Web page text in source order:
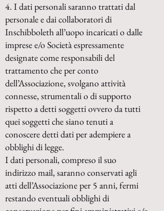
4. I dati personali saranno trattati dal
personale e dai collaboratori di
Inschibboleth all’uopo incaricati o dalle
imprese e/o Società espressamente
designate come responsabili del
trattamento che per conto
dell’Associazione, svolgano attività
connesse, strumentali o di supporto
rispetto a detti soggetti ovvero da tutti
quei soggetti che siano tenuti a
conoscere detti dati per adempiere a
obblighi di legge.
I dati personali, compreso il suo
indirizzo mail, saranno conservati agli
atti dell’Associazione per 5 anni, fermi
restando eventuali obblighi di